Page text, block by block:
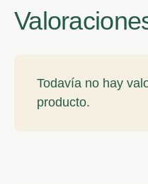
Todavía no hay
producto.